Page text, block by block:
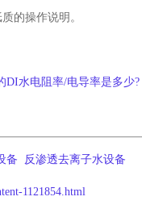
的操作说明。
DI水电阻率/电导率是多少?
备 反渗透去离子水设备
1121854.html